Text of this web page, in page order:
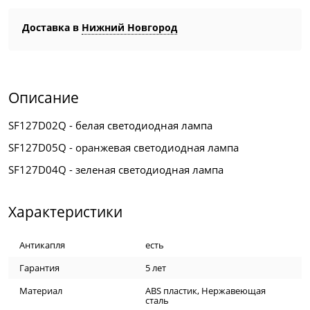
Доставка в Нижний Новгород
Описание
SF127D02Q - белая светодиодная лампа
SF127D05Q - оранжевая светодиодная лампа
SF127D04Q - зеленая светодиодная лампа
Характеристики
Антикапля
есть
Гарантия
5 лет
Материал
ABS пластик, Нержавеющая
сталь